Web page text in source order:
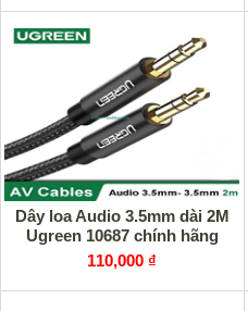
Dây loa Audio 3.5mm dài 2M
Ugreen 10687 chính hãng
110,000 ₫